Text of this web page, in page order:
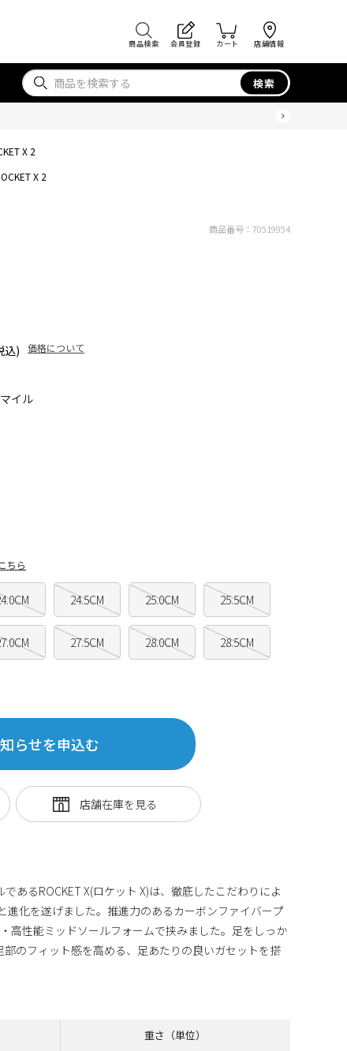
商品検索 会員登録 カート 店舗情報
検索
X 2
X 2
イル
込) 価格について
24.5CM 25.0CM 25.5CM
27.5CM 28.0CM 28.5CM
ちら
らせを申込む
商品番号： 70519954
あるROCKET X(ロケット X)は、徹底したこだわりによ
進化を遂げました。推進力のあるカーボンファイバープ
高性能ミッドソールフォームで挟みました。足をしっか
のフィット感を高める、足あたりの良いガセットを搭
重さ（単位）